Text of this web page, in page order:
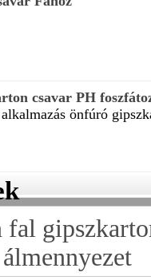
csavar PH
önfúró
fal